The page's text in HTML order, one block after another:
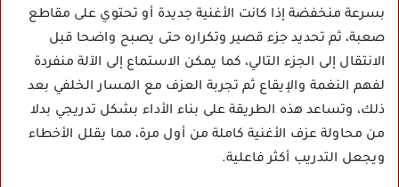
بسرعة منخفضة إذا كانت الأغنية جديدة أو تحتوي على مقاطع
صعبة، ثم تحديد جزء قصير وتكراره حتى يصبح واضحا قبل
الانتقال إلى الجزء التالي، كما يمكن الاستماع إلى الآلة منفردة
لفهم النغمة والإيقاع ثم تجربة العزف مع المسار الخلفي بعد
ذلك، وتساعد هذه الطريقة على بناء الأداء بشكل تدريجي بدلا
من محاولة عزف الأغنية كاملة من أول مرة، مما يقلل الأخطاء
ويجعل التدريب أكثر فاعلية.